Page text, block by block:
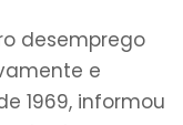
desemprego
e
1969, informou